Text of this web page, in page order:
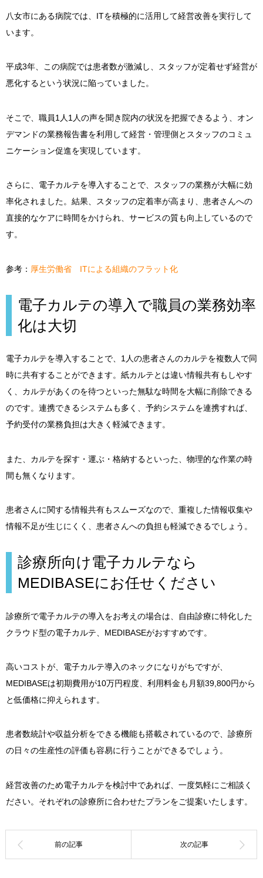
八女市にある病院では、ITを積極的に活用して経営改善を実行して
います。
平成3年、この病院では患者数が激減し、スタッフが定着せず経営が
悪化するという状況に陥っていました。
そこで、職員1人1人の声を聞き院内の状況を把握できるよう、オン
デマンドの業務報告書を利用して経営・管理側とスタッフのコミュ
ニケーション促進を実現しています。
さらに、電子カルテを導入することで、スタッフの業務が大幅に効
率化されました。結果、スタッフの定着率が高まり、患者さんへの
直接的なケアに時間をかけられ、サービスの質も向上しているので
す。
参考： 厚生労働省 ITによる組織のフラット化
電子カルテの導入で職員の業務効率
化は大切
電子カルテを導入することで、1人の患者さんのカルテを複数人で同
時に共有することができます。紙カルテとは違い情報共有もしやす
く、カルテがあくのを待つといった無駄な時間を大幅に削除できる
のです。連携できるシステムも多く、予約システムを連携すれば、
予約受付の業務負担は大きく軽減できます。
また、カルテを探す・運ぶ・格納するといった、物理的な作業の時
間も無くなります。
患者さんに関する情報共有もスムーズなので、重複した情報収集や
情報不足が生じにくく、患者さんへの負担も軽減できるでしょう。
診療所向け電子カルテなら
MEDIBASEにお任せください
診療所で電子カルテの導入をお考えの場合は、自由診療に特化した
クラウド型の電子カルテ、MEDIBASEがおすすめです。
高いコストが、電子カルテ導入のネックになりがちですが、
MEDIBASEは初期費用が10万円程度、利用料金も月額39,800円から
と低価格に抑えられます。
患者数統計や収益分析をできる機能も搭載されているので、診療所
の日々の生産性の評価も容易に行うことができるでしょう。
経営改善のため電子カルテを検討中であれば、一度気軽にご相談く
ださい。それぞれの診療所に合わせたプランをご提案いたします。